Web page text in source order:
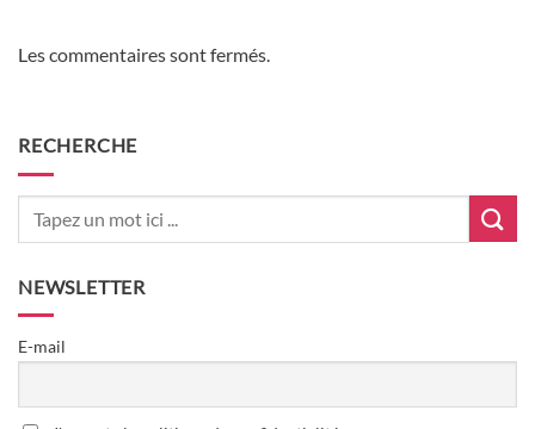
Les commentaires sont fermés.
RECHERCHE
NEWSLETTER
E-mail